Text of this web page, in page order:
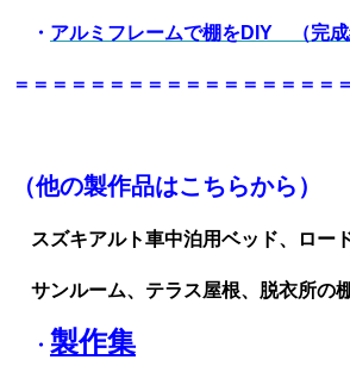
・ アルミフレームで棚をDIY （完成
＝＝＝＝＝＝＝＝＝＝＝＝＝＝＝＝＝
（他の製作品はこちらから）
スズキアルト車中泊用ベッド、ロー
サンルーム、テラス屋根、脱衣所の棚
・ 製作集